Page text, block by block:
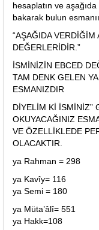
hesaplatın ve
bakarak bulun
“AŞAĞIDA
DEĞERLERİDİR.”
İSMİNİZİN EBCED
TAM DENK GELEN
ESMANIZDIR
DİYELİM Kİ İSMİNİZ”
OKUYACAĞINIZ
VE ÖZELLİKLEDE
OLACAKTIR.
ya Rahman = 298
ya Kavîy= 116
ya Semi = 180
ya Müta’âlî= 551
ya Hakk=108